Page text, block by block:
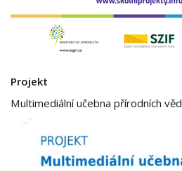
Projekt
Multimediální učebna přírodních věd